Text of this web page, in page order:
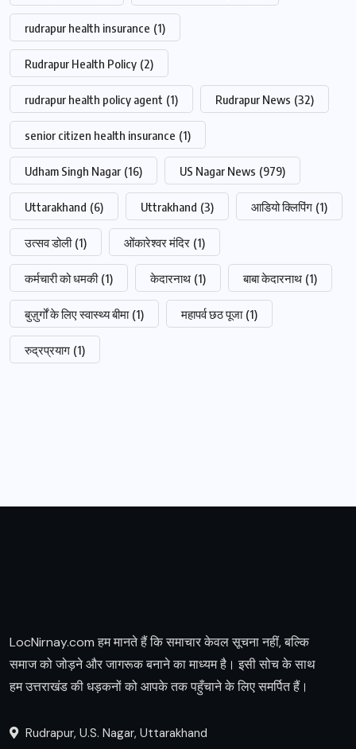
rudrapur health insurance (1)
Rudrapur Health Policy (2)
rudrapur health policy agent (1) Rudrapur News (32)
senior citizen health insurance (1)
Udham Singh Nagar (16) US Nagar News (979)
Uttarakhand (6) Uttrakhand (3) आडियो क्लिपिंग (1)
उत्सव डोली (1) ओंकारेश्वर मंदिर (1)
कर्मचारी को धमकी (1) केदारनाथ (1) बाबा केदारनाथ (1)
बुज़ुर्गों के लिए स्वास्थ्य बीमा (1) महापर्व छठ पूजा (1)
रुद्रप्रयाग (1)
LocNirnay.com हम मानते हैं कि समाचार केवल सूचना नहीं, बल्कि
समाज को जोड़ने और जागरूक बनाने का माध्यम है। इसी सोच के साथ
हम उत्तराखंड की धड़कनों को आपके तक पहुँचाने के लिए समर्पित हैं।
Rudrapur, U.S. Nagar, Uttarakhand